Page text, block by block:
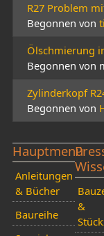
R27 Problem
Begonnen von
Ölschmierung
Begonnen von
Zylinderkopf
Begonnen von
Hauptmenü
Anleitungen
& Bücher
Baureihe
&